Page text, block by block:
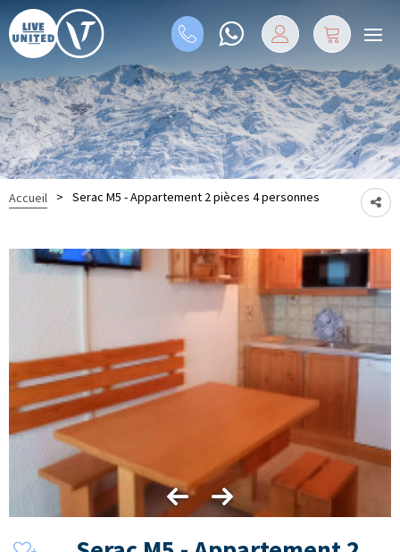
Accueil > Serac M5 - Appartement 2 pièces 4 personnes